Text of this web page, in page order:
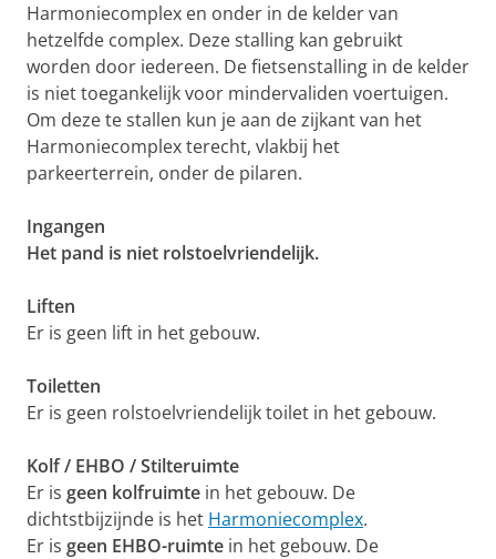
Harmoniecomplex en onder in de kelder van
hetzelfde complex. Deze stalling kan gebruikt
worden door iedereen. De fietsenstalling in de kelder
is niet toegankelijk voor mindervaliden voertuigen.
Om deze te stallen kun je aan de zijkant van het
Harmoniecomplex terecht, vlakbij het
parkeerterrein, onder de pilaren.
Ingangen
Het pand is niet rolstoelvriendelijk.
Liften
Er is geen lift in het gebouw.
Toiletten
Er is geen rolstoelvriendelijk toilet in het gebouw.
Kolf / EHBO / Stilteruimte
Er is geen kolfruimte in het gebouw. De
dichtstbijzijnde is het Harmoniecomplex.
Er is geen EHBO-ruimte in het gebouw. De